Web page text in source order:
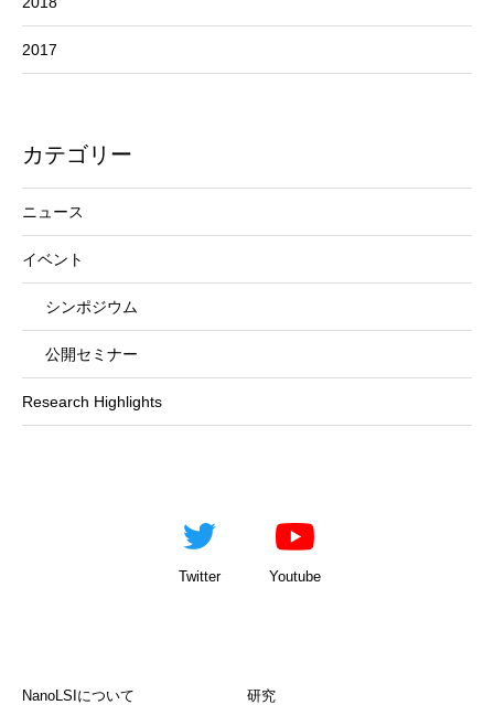
2017
カテゴリー
ニュース
イベント
シンポジウム
公開セミナー
Research Highlights
Twitter Youtube
NanoLSIについて 研究